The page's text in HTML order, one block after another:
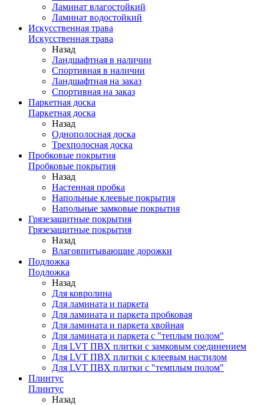
Ламинат влагостойкий
Ламинат водостойкий
Искусственная трава
Искусственная трава
Назад
Ландшафтная в наличии
Спортивная в наличии
Ландшафтная на заказ
Спортивная на заказ
Паркетная доска
Паркетная доска
Назад
Однополосная доска
Трехполосная доска
Пробковые покрытия
Пробковые покрытия
Назад
Настенная пробка
Напольные клеевые покрытия
Напольные замковые покрытия
Грязезащитные покрытия
Грязезащитные покрытия
Назад
Влаговпитывающие дорожки
Подложка
Подложка
Назад
Для ковролина
Для ламината и паркета
Для ламината и паркета пробковая
Для ламината и паркета хвойная
Для ламината и паркета с "теплым полом"
Для LVT ПВХ плитки с замковым соединением
Для LVT ПВХ плитки с клеевым настилом
Для LVT ПВХ плитки с "темплым полом"
Плинтус
Плинтус
Назад